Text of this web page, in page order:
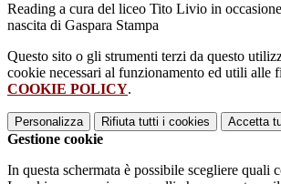
Reading a cura del liceo Tito Livio in
nascita di Gaspara Stampa
Questo sito o gli strumenti terzi da questo
cookie necessari al funzionamento ed utili alle
COOKIE POLICY.
Personalizza Rifiuta tutti i cookies Accetta
Gestione cookie
In questa schermata è possibile scegliere quali